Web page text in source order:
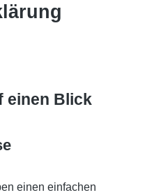
einen Blick
einen einfachen